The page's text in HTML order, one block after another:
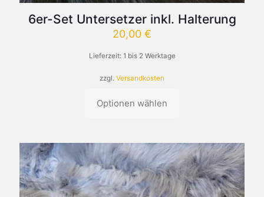
6er-Set Untersetzer inkl. Halterung
20,00 €
Lieferzeit: 1 bis 2 Werktage
zzgl. Versandkosten
Optionen wählen
Dieses
mehrere
Varianten
auf.
Die
Optionen